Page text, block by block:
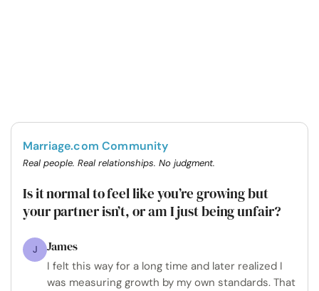
Marriage.com Community
Real people. Real relationships. No judgment.
Is it normal to feel like you’re growing but
your partner isn’t, or am I just being unfair?
J James
I felt this way for a long time and later realized I
was measuring growth by my own standards. That